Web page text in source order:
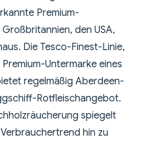
Premium-
den USA,
Die Tesco-Finest-Linie,
Untermarke eines
regelmäßig Aberdeen-
Rotfleischangebot.
spiegelt
hin zu